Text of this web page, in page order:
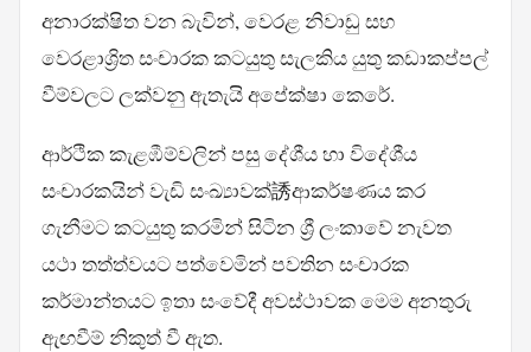
අනාරක්ෂිත වන බැවින්, වෙරළ නිවාඩු සහ
වෙරළාශ්‍රිත සංචාරක කටයුතු සැලකිය යුතු කඩාකප්පල්
වීම්වලට ලක්වනු ඇතැයි අපේක්ෂා කෙරේ.
ආර්ථික කැළඹීම්වලින් පසු දේශීය හා විදේශීය
සංචාරකයින් වැඩි සංඛ්‍යාවක්誘ආකර්ෂණය කර
ගැනීමට කටයුතු කරමින් සිටින ශ්‍රී ලංකාවේ නැවත
යථා තත්ත්වයට පත්වෙමින් පවතින සංචාරක
කර්මාන්තයට ඉතා සංවේදී අවස්ථාවක මෙම අනතුරු
ඇඟවීම් නිකුත් වී ඇත.